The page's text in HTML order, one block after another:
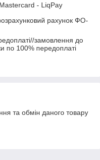
- LiqPay
рахунок ФО-
замовлення до
по 100% передоплаті
та обмін даного товару